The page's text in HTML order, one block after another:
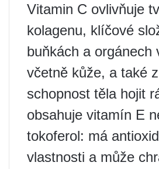
Vitamin C ovlivňuje
kolagenu, klíčové
buňkách a orgánech
včetně kůže, a také
schopnost těla hojit
obsahuje vitamín E
tokoferol: má
vlastnosti a může